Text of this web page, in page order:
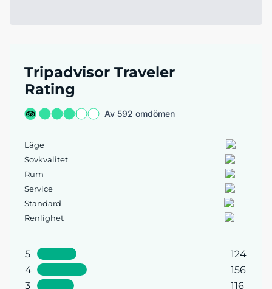
Tripadvisor Traveler
Rating
Av 592 omdömen
Läge
Sovkvalitet
Rum
Service
Standard
Renlighet
5
124
4
156
3
116